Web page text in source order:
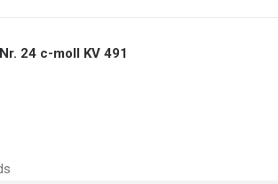
24 c-moll KV 491